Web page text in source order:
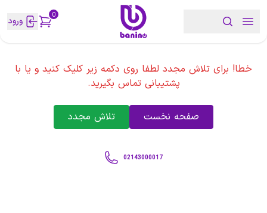
0 ورود
خطا! برای تلاش مجدد لطفا روی دکمه زیر کلیک کنید و یا با
پشتیبانی تماس بگیرید.
صفحه نخست تلاش مجدد
02143000017